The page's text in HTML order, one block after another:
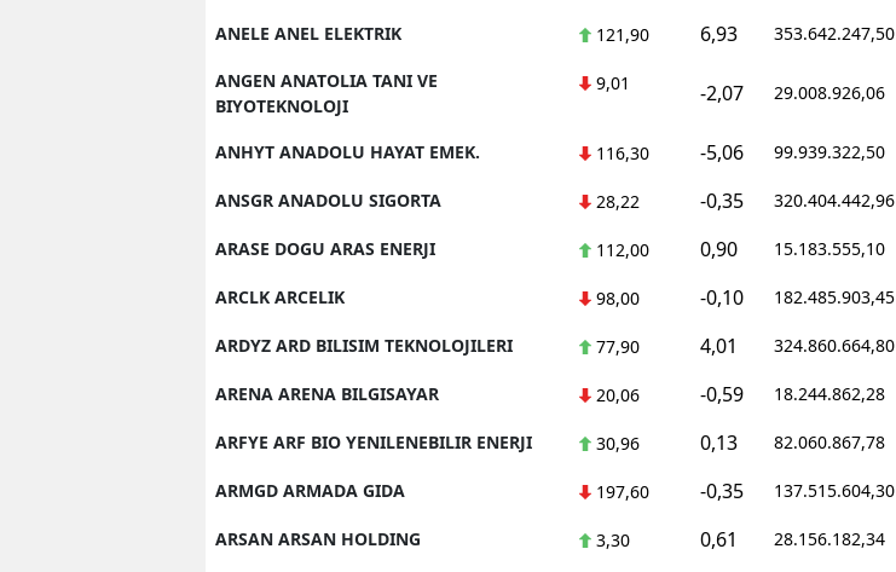
ANELE ANEL ELEKTRIK 121,90 6,93 353.642.247,50
ANGEN ANATOLIA TANI VE
BIYOTEKNOLOJI
9,01 -2,07 29.008.926,06
ANHYT ANADOLU HAYAT EMEK. 116,30 -5,06 99.939.322,50
ANSGR ANADOLU SIGORTA 28,22 -0,35 320.404.442,96
ARASE DOGU ARAS ENERJI 112,00 0,90 15.183.555,10
ARCLK ARCELIK 98,00 -0,10 182.485.903,45
ARDYZ ARD BILISIM TEKNOLOJILERI 77,90 4,01 324.860.664,80
ARENA ARENA BILGISAYAR 20,06 -0,59 18.244.862,28
ARFYE ARF BIO YENILENEBILIR ENERJI 30,96 0,13 82.060.867,78
ARMGD ARMADA GIDA 197,60 -0,35 137.515.604,30
ARSAN ARSAN HOLDING 3,30 0,61 28.156.182,34